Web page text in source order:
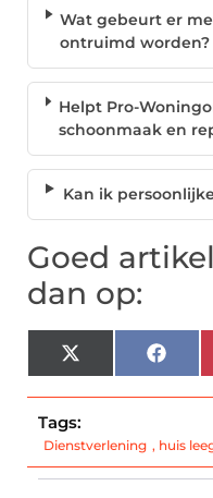
Wat gebeurt er
ontruimd worden?
Helpt Pro-
schoonmaak en
Kan ik
Goed
dan op:
X
(Twitter)
Tags:
Dienstverlening , huis